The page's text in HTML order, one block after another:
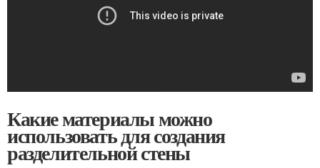
Какие материалы можно
использовать для создания
разделительной стены